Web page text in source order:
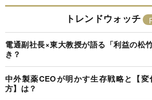
トレンドウォッチ
電通副社長×東大教授が語る「利益の松
き？
中外製薬CEOが明かす生存戦略と【変
方】は？